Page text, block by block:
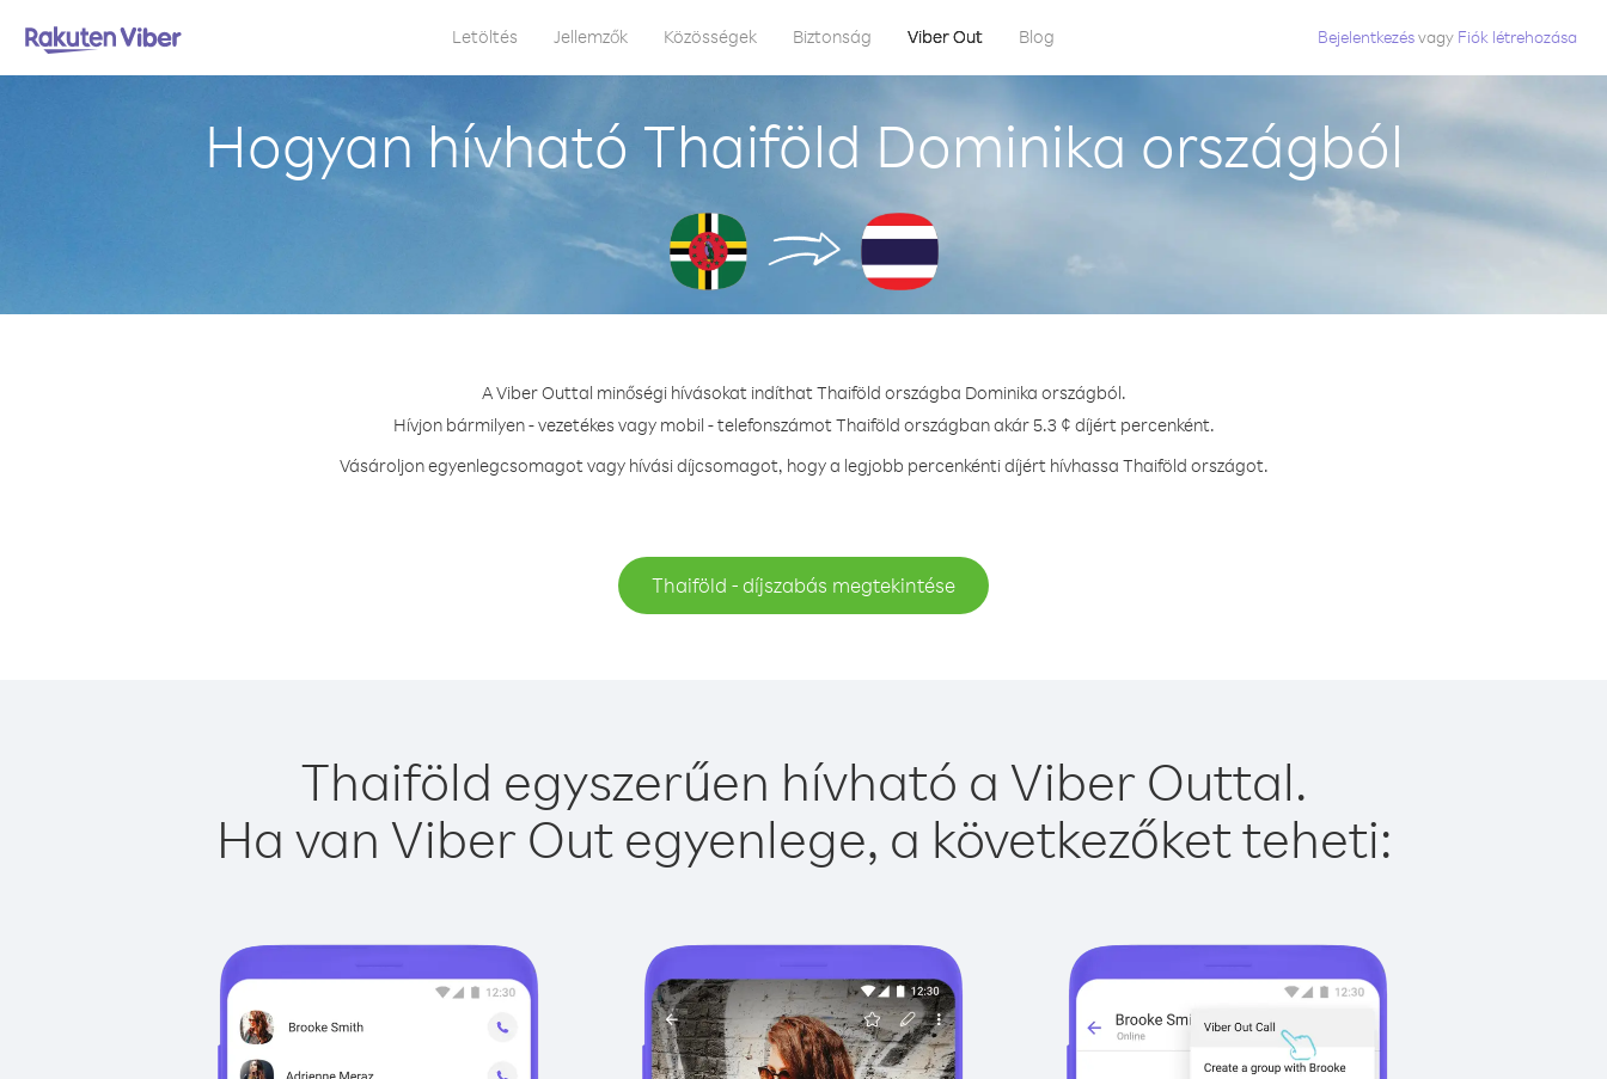
Letöltés Jellemzők Közösségek Biztonság Viber Out Blog Bejelentkezésvagy Fiók létrehozása
Hogyan hívható Thaiföld Dominika országból
A Viber Outtal minőségi hívásokat indíthat Thaiföld országba Dominika országból.
Hívjon bármilyen - vezetékes vagy mobil - telefonszámot Thaiföld országban akár 5.3 ¢ díjért percenként.
Vásároljon egyenlegcsomagot vagy hívási díjcsomagot, hogy a legjobb percenkénti díjért hívhassa Thaiföld országot.
Thaiföld - díjszabás megtekintése
Thaiföld egyszerűen hívható a Viber Outtal.
Ha van Viber Out egyenlege, a következőket teheti: